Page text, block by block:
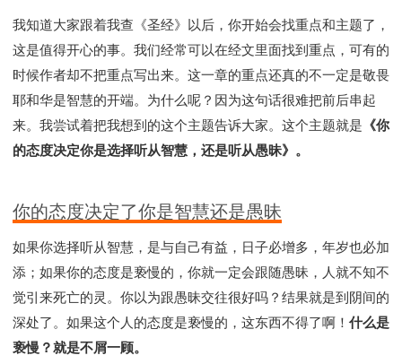
我知道大家跟着我查《圣经》以后，你开始会找重点和主题了，
这是值得开心的事。我们经常可以在经文里面找到重点，可有的
时候作者却不把重点写出来。这一章的重点还真的不一定是敬畏
耶和华是智慧的开端。为什么呢？因为这句话很难把前后串起
来。我尝试着把我想到的这个主题告诉大家。这个主题就是 《你
的态度决定你是选择听从智慧，还是听从愚昧》。
你的态度决定了你是智慧还是愚昧
如果你选择听从智慧，是与自己有益，日子必增多，年岁也必加
添；如果你的态度是亵慢的，你就一定会跟随愚昧，人就不知不
觉引来死亡的灵。你以为跟愚昧交往很好吗？结果就是到阴间的
深处了。如果这个人的态度是亵慢的，这东西不得了啊！ 什么是
亵慢？就是不屑一顾。